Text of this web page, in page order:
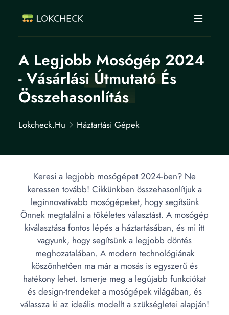
A Legjobb Mosógép 2024
- Vásárlási Útmutató És
Összehasonlítás
Lokcheck.hu Háztartási Gépek
Keresi a legjobb mosógépet 2024-ben? Ne
keressen tovább! Cikkünkben összehasonlítjuk a
leginnovatívabb mosógépeket, hogy segítsünk
Önnek megtalálni a tökéletes választást. A mosógép
kiválasztása fontos lépés a háztartásában, és mi itt
vagyunk, hogy segítsünk a legjobb döntés
meghozatalában. A modern technológiának
köszönhetően ma már a mosás is egyszerű és
hatékony lehet. Ismerje meg a legújabb funkciókat
és design-trendeket a mosógépek világában, és
válassza ki az ideális modellt a szükségletei alapján!